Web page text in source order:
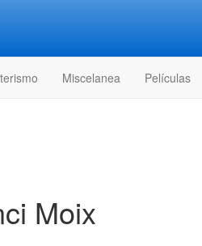
Miscelanea Películas
Moix